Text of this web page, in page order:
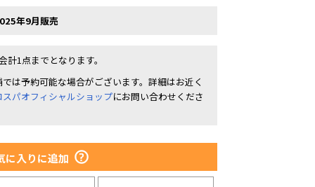
年9月販売
計1点までとなります。
では予約可能な場合がございます。詳細はお近く
スパオフィシャルショップにお問い合わせくださ
に入りに追加